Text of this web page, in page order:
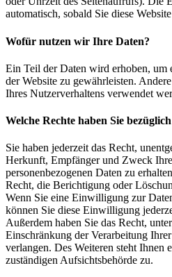
automatisch, sobald Sie diese
Wofür nutzen wir Ihre Daten?
Ein Teil der Daten wird erhoben, um
der Website zu gewährleisten.
Ihres Nutzerverhaltens verwendet
Welche Rechte haben Sie
Sie haben jederzeit das Recht,
Herkunft, Empfänger und Zweck
personenbezogenen Daten zu
Recht, die Berichtigung oder
Wenn Sie eine Einwilligung zur
können Sie diese Einwilligung
Außerdem haben Sie das Recht,
Einschränkung der Verarbeitung
verlangen. Des Weiteren steht Ihnen
zuständigen Aufsichtsbehörde zu.